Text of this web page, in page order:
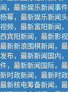
，最新娱乐新闻事
幂，最新娱乐新闻
频，最新富阳新闻
宾阳新闻，最新影
新新浪围棋新闻，
布，最新新闻国内
，最新新闻国际，最
时政新闻，最新时
新核电筹备新闻，最